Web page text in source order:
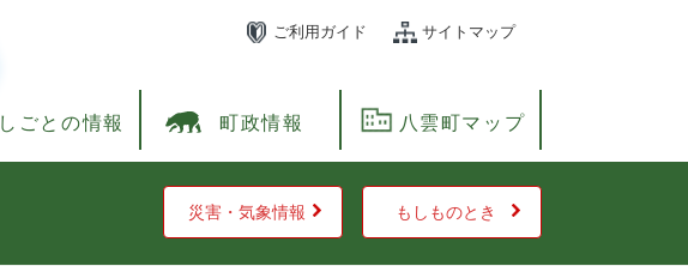
ご利用ガイド サイトマップ
しごとの情報 町政情報 八雲町マップ
災害・気象情報 もしものとき